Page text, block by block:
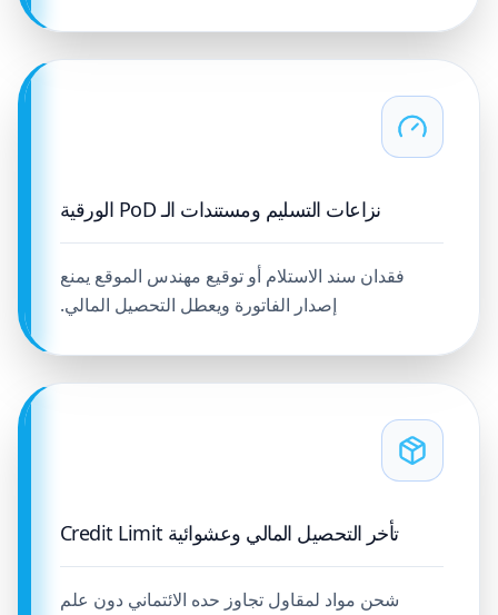
نزاعات التسليم ومستندات الـ PoD الورقية
فقدان سند الاستلام أو توقيع مهندس الموقع يمنع
إصدار الفاتورة ويعطل التحصيل المالي.
تأخر التحصيل المالي وعشوائية Credit Limit
شحن مواد لمقاول تجاوز حده الائتماني دون علم